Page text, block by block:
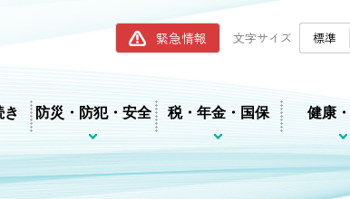
筑西市ホームページ
緊急情報 文字サイズ 標準
き 防災・防犯・安全 税・年金・国保 健康